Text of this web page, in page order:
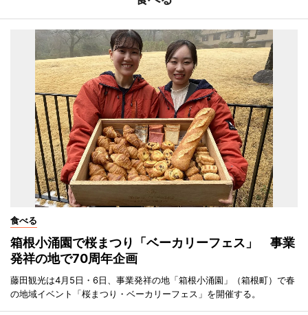
食べる
箱根小涌園で桜まつり「ベーカリーフェス」 事業
発祥の地で70周年企画
藤田観光は4月5日・6日、事業発祥の地「箱根小涌園」（箱根町）で春
の地域イベント「桜まつり・ベーカリーフェス」を開催する。